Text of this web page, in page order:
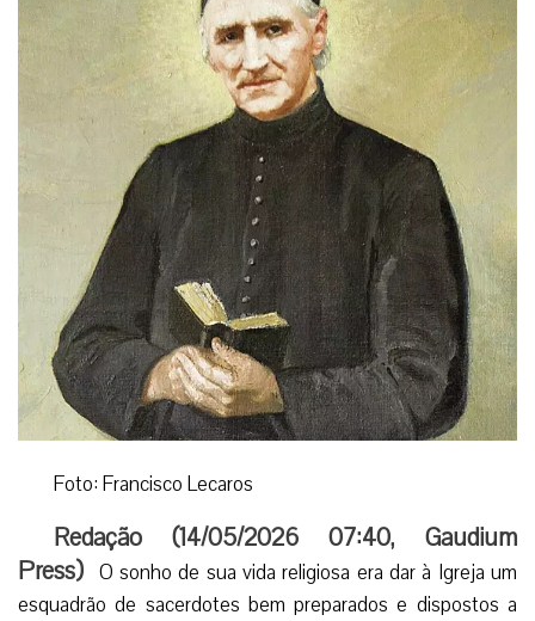
Foto: Francisco Lecaros
Redação (14/05/2026 07:40, Gaudium
Press) O sonho de sua vida religiosa era dar à Igreja um
esquadrão de sacerdotes bem preparados e dispostos a